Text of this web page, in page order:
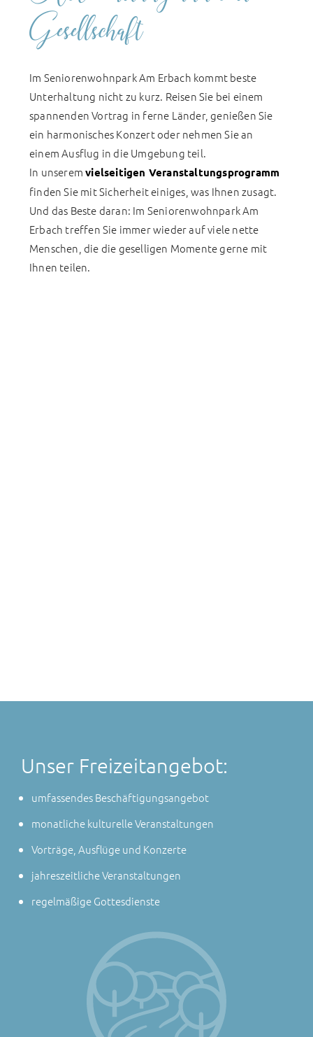
Gesellschaft
Im Seniorenwohnpark Am Erbach kommt beste
Unterhaltung nicht zu kurz. Reisen Sie bei einem
spannenden Vortrag in ferne Länder, genießen Sie
ein harmonisches Konzert oder nehmen Sie an
einem Ausflug in die Umgebung teil.
In unseremvielseitigen Veranstaltungsprogramm
finden Sie mit Sicherheit einiges, was Ihnen zusagt.
Und das Beste daran: Im Seniorenwohnpark Am
Erbach treffen Sie immer wieder auf viele nette
Menschen, die die geselligen Momente gerne mit
Ihnen teilen.
Unser Freizeitangebot:
umfassendes Beschäftigungsangebot
monatliche kulturelle Veranstaltungen
Vorträge, Ausflüge und Konzerte
jahreszeitliche Veranstaltungen
regelmäßige Gottesdienste